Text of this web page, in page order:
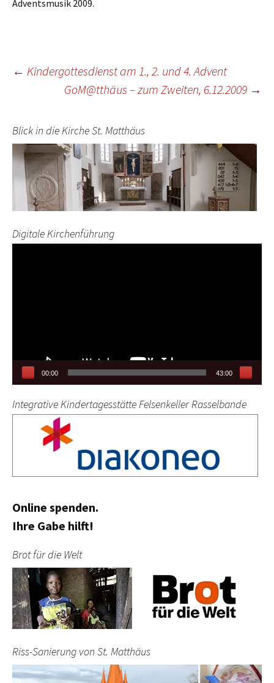
Adventsmusik 2009.
Beitragsnavigation
← Kindergottesdienst am 1., 2. und 4. Advent
GoM@tthäus – zum Zweiten, 6.12.2009 →
Blick in die Kirche St. Matthäus
Digitale Kirchenführung
00:00 43:00
Integrative Kindertagesstätte Felsenkeller Rasselbande
Online spenden.
Ihre Gabe hilft!
Brot für die Welt
Riss-Sanierung von St. Matthäus